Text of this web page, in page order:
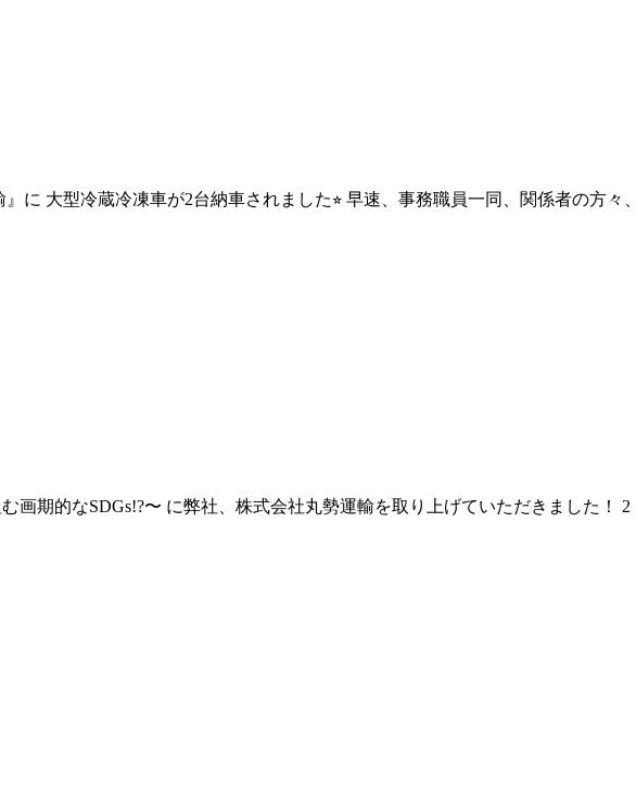
に 大型冷蔵冷凍車が2台納車されました⭐︎ 早速、事務職員一同、関係者の方々
画期的なSDGs!?〜 に弊社、株式会社丸勢運輸を取り上げていただきました！